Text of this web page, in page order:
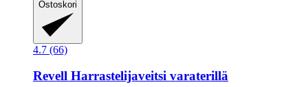
Ostoskori
4.7 (66)
Revell Harrastelijaveitsi varaterillä